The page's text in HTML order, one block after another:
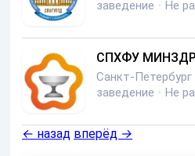
заведение · Не
СПХФУ
Санкт-Петербург
заведение · Не
← назад вперёд →